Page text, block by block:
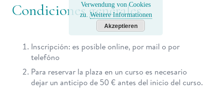
Condiciones generales
Inscripción: es posible online, por mail o por
telefóno
Para reservar la plaza en un curso es necesario
dejar un anticipo de 50 € antes del inicio del curso.
Verwendung von Cookies
zu.Weitere Informationen
Akzeptieren